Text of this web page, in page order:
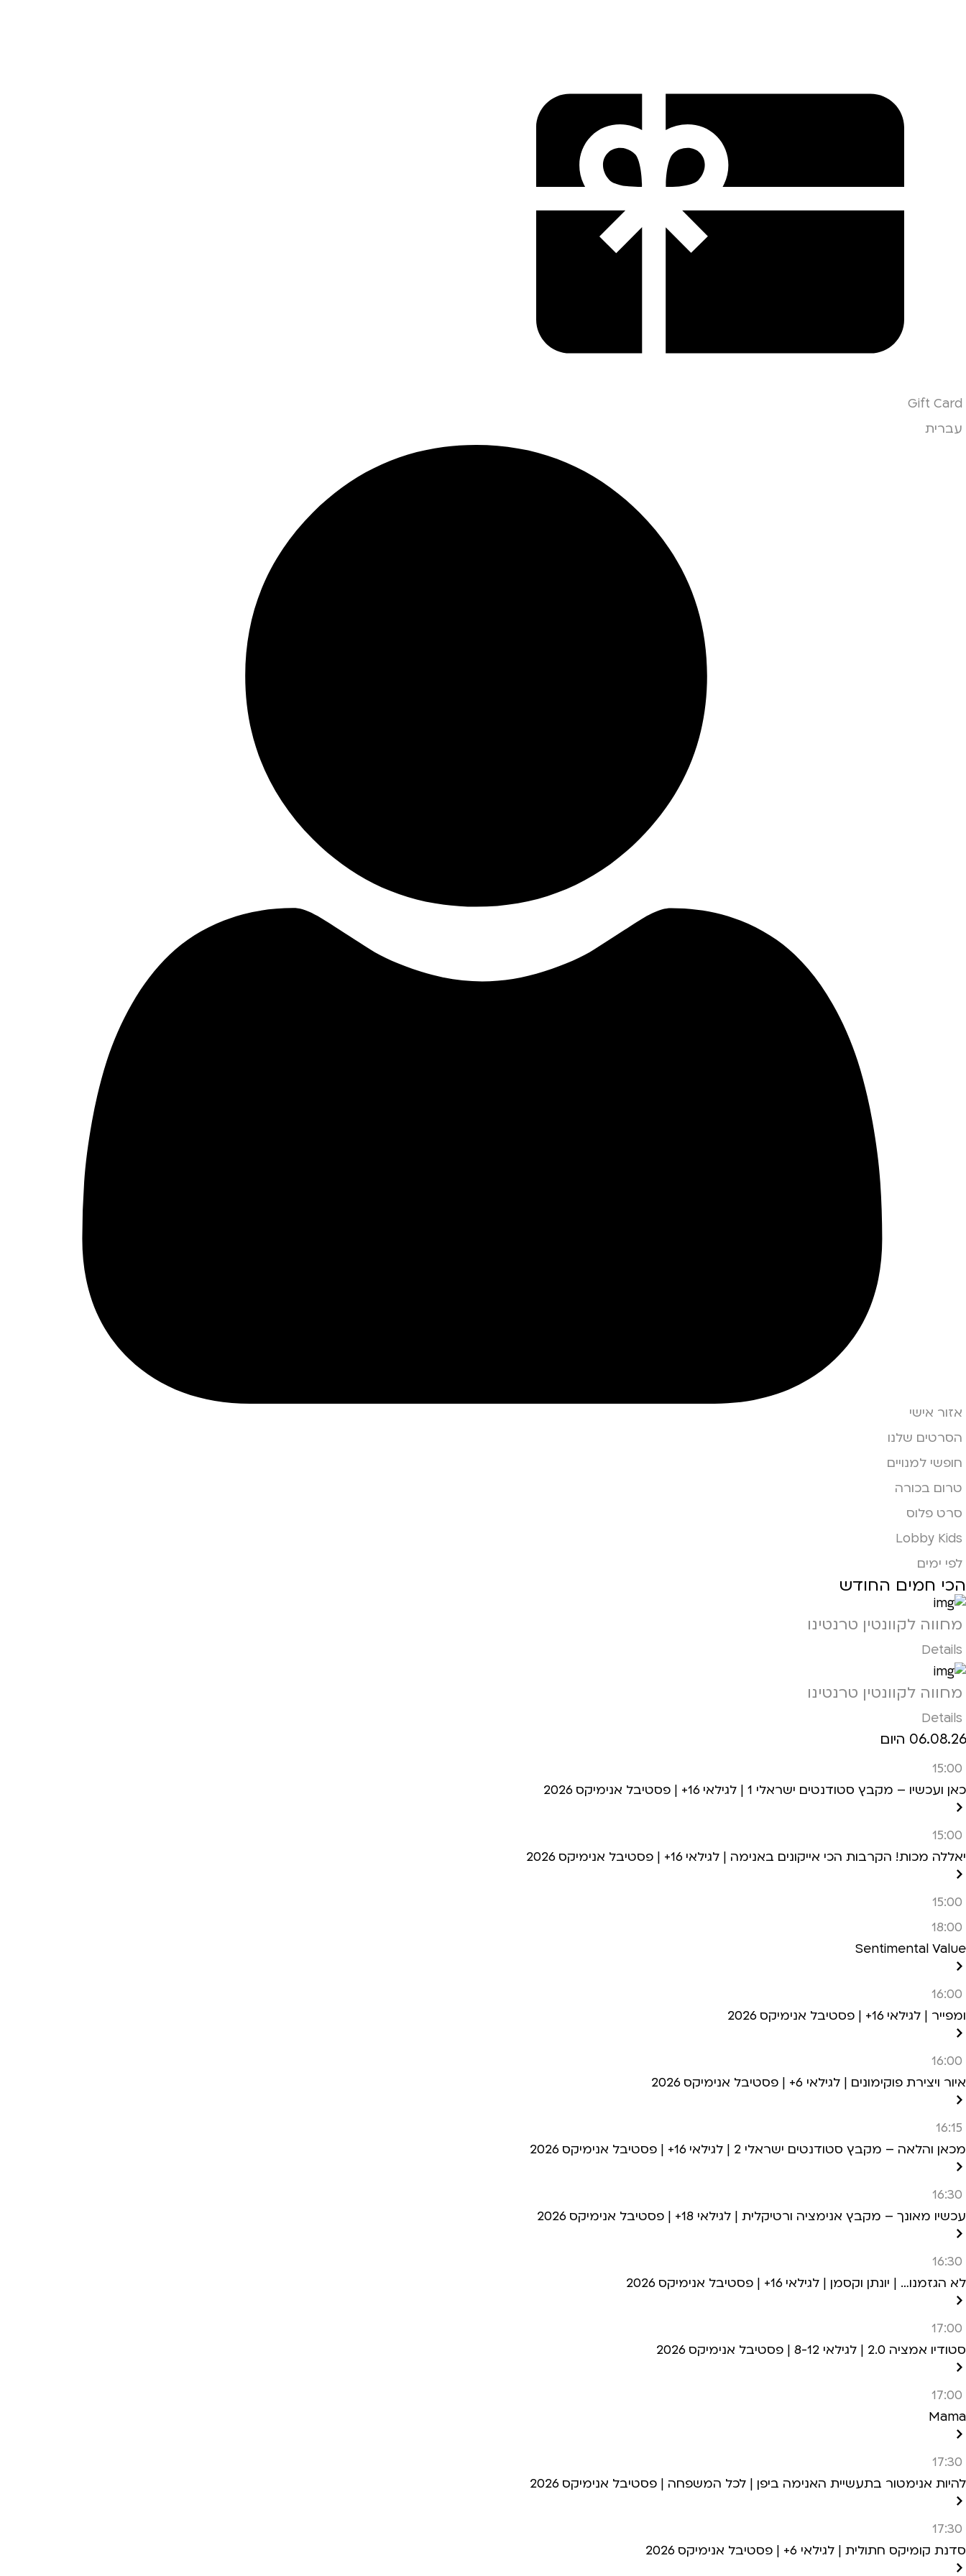
Gift Card
עברית
אזור אישי
הסרטים שלנו
חופשי למנויים
טרום בכורה
סרט פלוס
Lobby Kids
לפי ימים
הכי חמים החודש
מחווה לקוונטין טרנטינו
Details
מחווה לקוונטין טרנטינו
Details
06.08.26 היום
15:00
כאן ועכשיו – מקבץ סטודנטים ישראלי 1 | לגילאי 16+ | פסטיבל אנימיקס 2026
15:00
יאללה מכות! הקרבות הכי אייקונים באנימה | לגילאי 16+ | פסטיבל אנימיקס 2026
15:00
18:00
Sentimental Value
16:00
ומפייר | לגילאי 16+ | פסטיבל אנימיקס 2026
16:00
איור ויצירת פוקימונים | לגילאי 6+ | פסטיבל אנימיקס 2026
16:15
מכאן והלאה – מקבץ סטודנטים ישראלי 2 | לגילאי 16+ | פסטיבל אנימיקס 2026
16:30
עכשיו מאונך – מקבץ אנימציה ורטיקלית | לגילאי 18+ | פסטיבל אנימיקס 2026
16:30
לא הגזמנו… | יונתן וקסמן | לגילאי 16+ | פסטיבל אנימיקס 2026
17:00
סטודיו אמציה 2.0 | לגילאי 8-12 | פסטיבל אנימיקס 2026
17:00
Mama
17:30
להיות אנימטור בתעשיית האנימה ביפן | לכל המשפחה | פסטיבל אנימיקס 2026
17:30
סדנת קומיקס חתולית | לגילאי 6+ | פסטיבל אנימיקס 2026